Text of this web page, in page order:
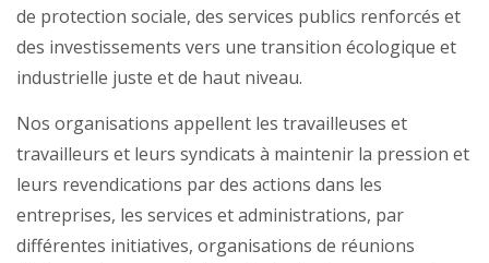
de protection sociale, des services publics renforcés et
des investissements vers une transition écologique et
industrielle juste et de haut niveau.
Nos organisations appellent les travailleuses et
travailleurs et leurs syndicats à maintenir la pression et
leurs revendications par des actions dans les
entreprises, les services et administrations, par
différentes initiatives, organisations de réunions